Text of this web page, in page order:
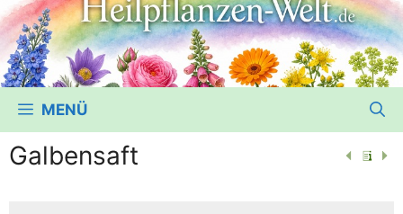
MENÜ
Galbensaft